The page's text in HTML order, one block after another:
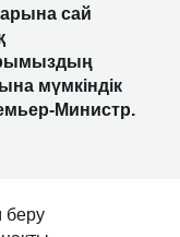
сай
мүмкіндік
Министр.
беру